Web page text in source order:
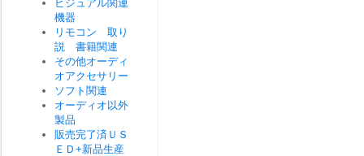
ビジュアル関連
機器
リモコン 取り
説 書籍関連
その他オーディ
オアクセサリー
ソフト関連
オーディオ以外
製品
販売完了済ＵＳ
ＥＤ+新品生産